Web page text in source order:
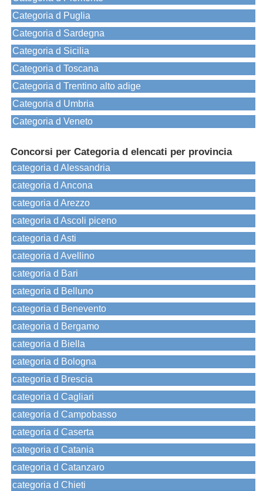
Categoria d Puglia
Categoria d Sardegna
Categoria d Sicilia
Categoria d Toscana
Categoria d Trentino alto adige
Categoria d Umbria
Categoria d Veneto
Concorsi per Categoria d elencati per provincia
categoria d Alessandria
categoria d Ancona
categoria d Arezzo
categoria d Ascoli piceno
categoria d Asti
categoria d Avellino
categoria d Bari
categoria d Belluno
categoria d Benevento
categoria d Bergamo
categoria d Biella
categoria d Bologna
categoria d Brescia
categoria d Cagliari
categoria d Campobasso
categoria d Caserta
categoria d Catania
categoria d Catanzaro
categoria d Chieti